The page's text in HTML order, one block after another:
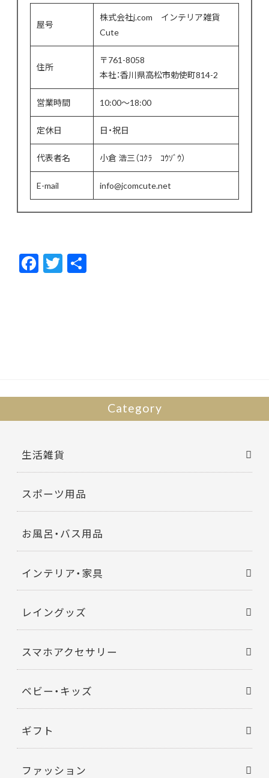
屋号
株式会社j.com インテリア雑貨
Cute
住所
〒761-8058
本社：香川県高松市勅使町814-2
営業時間 10:00〜18:00
定休日 日・祝日
代表者名 小倉 浩三（ｺｸﾗ ｺｳｿﾞｳ）
E-mail info@jcomcute.net
F
ac
T
w
Category
生活雑貨
スポーツ用品
お風呂・バス用品
インテリア・家具
レイングッズ
スマホアクセサリー
ベビー・キッズ
ギフト
ファッション